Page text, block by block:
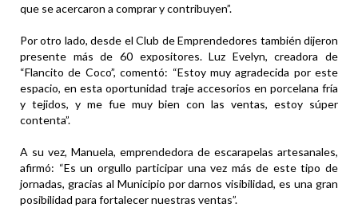
que se acercaron a comprar y contribuyen”.
Por otro lado, desde el Club de Emprendedores también dijeron
presente más de 60 expositores. Luz Evelyn, creadora de
“Flancito de Coco”, comentó: “Estoy muy agradecida por este
espacio, en esta oportunidad traje accesorios en porcelana fría
y tejidos, y me fue muy bien con las ventas, estoy súper
contenta”.
A su vez, Manuela, emprendedora de escarapelas artesanales,
afirmó: “Es un orgullo participar una vez más de este tipo de
jornadas, gracias al Municipio por darnos visibilidad, es una gran
posibilidad para fortalecer nuestras ventas”.